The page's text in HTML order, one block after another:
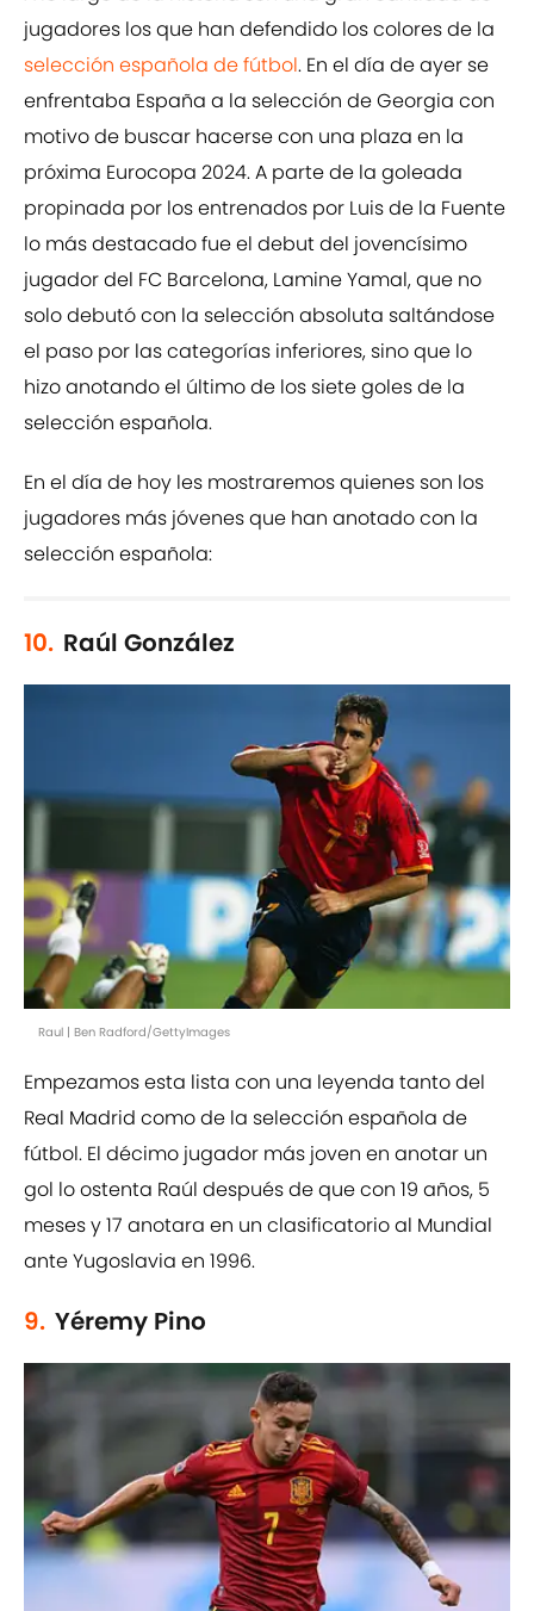
jugadores los que han defendido los colores de la
selección española de fútbol. En el día de ayer se
enfrentaba España a la selección de Georgia con
motivo de buscar hacerse con una plaza en la
próxima Eurocopa 2024. A parte de la goleada
propinada por los entrenados por Luis de la Fuente
lo más destacado fue el debut del jovencísimo
jugador del FC Barcelona, Lamine Yamal, que no
solo debutó con la selección absoluta saltándose
el paso por las categorías inferiores, sino que lo
hizo anotando el último de los siete goles de la
selección española.
En el día de hoy les mostraremos quienes son los
jugadores más jóvenes que han anotado con la
selección española:
10. Raúl González
Raul | Ben Radford/GettyImages
Empezamos esta lista con una leyenda tanto del
Real Madrid como de la selección española de
fútbol. El décimo jugador más joven en anotar un
gol lo ostenta Raúl después de que con 19 años, 5
meses y 17 anotara en un clasificatorio al Mundial
ante Yugoslavia en 1996.
9. Yéremy Pino